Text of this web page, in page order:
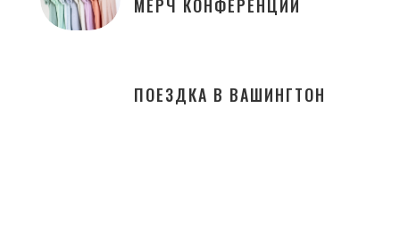
МЕРЧ КОНФЕРЕНЦИИ
ПОЕЗДКА В ВАШИНГТОН